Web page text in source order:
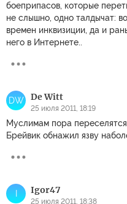
боеприпасов, которые
не слышно, одно талдычат:
времен инквизиции, да и
него в Интернете..
DW De Witt
25 июля 2011, 18:19
Муслимам пора
Брейвик обнажил язву
I Igor47
25 июля 2011, 18:38